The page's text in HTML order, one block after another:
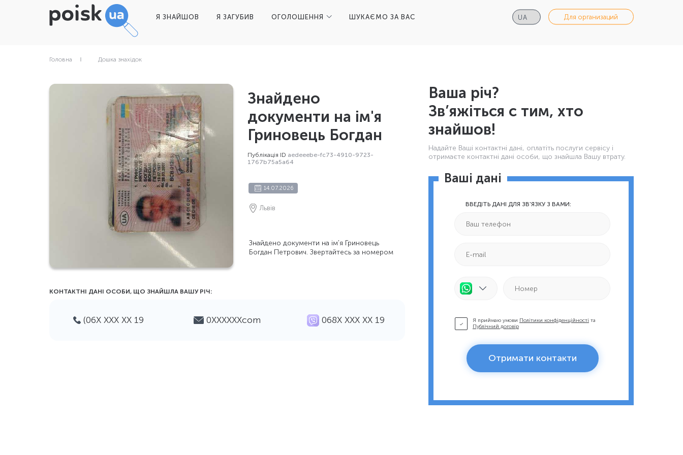
Я ЗНАЙШОВ Я ЗАГУБИВ ОГОЛОШЕННЯ ШУКАЄМО ЗА ВАС Для организаций
Головна Дошка знахідок
Знайдено
документи на ім'я
Гриновець Богдан
Публікація ID aedeeebe-fc73-4910-9723-
1767b75a5a64
14.07.2026
Львів
Знайдено документи на ім'я Гриновець
Богдан Петрович. Звертайтесь за номером
КОНТАКТНІ ДАНІ ОСОБИ, ЩО ЗНАЙШЛА ВАШУ РIЧ:
(06Х ХХХ ХХ 19 0ХХХХХХcom 068Х ХХХ ХХ 19
Ваша річ?
Зв’яжіться с тим, хто
знайшов!
Надайте Ваші контактнi дані, оплатіть послуги сервісу і
отримаєте контактні дані особи, що знайшла Вашу втрату.
Ваші дані
ВВЕДІТЬ ДАНІ ДЛЯ ЗВ'ЯЗКУ З ВАМИ:
Я приймаю умови Політики конфіденційності та
Публічний договір
Отримати контакти